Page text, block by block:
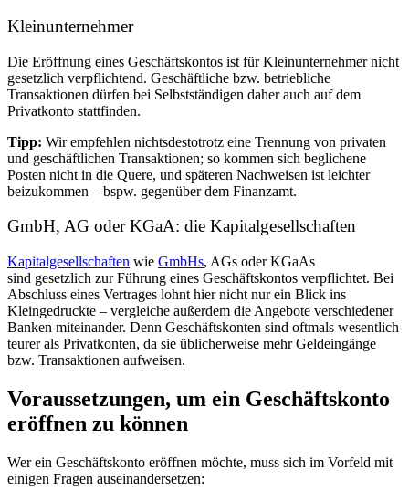
Kleinunternehmer
Die Eröffnung eines Geschäftskontos ist für Kleinunternehmer nicht
gesetzlich verpflichtend. Geschäftliche bzw. betriebliche
Transaktionen dürfen bei Selbstständigen daher auch auf dem
Privatkonto stattfinden.
Tipp: Wir empfehlen nichtsdestotrotz eine Trennung von privaten
und geschäftlichen Transaktionen; so kommen sich beglichene
Posten nicht in die Quere, und späteren Nachweisen ist leichter
beizukommen – bspw. gegenüber dem Finanzamt.
GmbH, AG oder KGaA: die Kapitalgesellschaften
Kapitalgesellschaften wie GmbHs, AGs oder KGaAs
sind gesetzlich zur Führung eines Geschäftskontos verpflichtet. Bei
Abschluss eines Vertrages lohnt hier nicht nur ein Blick ins
Kleingedruckte – vergleiche außerdem die Angebote verschiedener
Banken miteinander. Denn Geschäftskonten sind oftmals wesentlich
teurer als Privatkonten, da sie üblicherweise mehr Geldeingänge
bzw. Transaktionen aufweisen.
Voraussetzungen, um ein Geschäftskonto
eröffnen zu können
Wer ein Geschäftskonto eröffnen möchte, muss sich im Vorfeld mit
einigen Fragen auseinandersetzen: